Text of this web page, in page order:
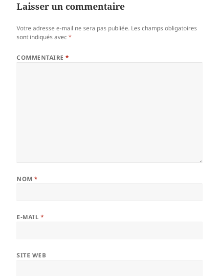
Laisser un commentaire
Votre adresse e-mail ne sera pas publiée. Les champs obligatoires
sont indiqués avec*
COMMENTAIRE*
NOM*
E-MAIL *
SITE WEB